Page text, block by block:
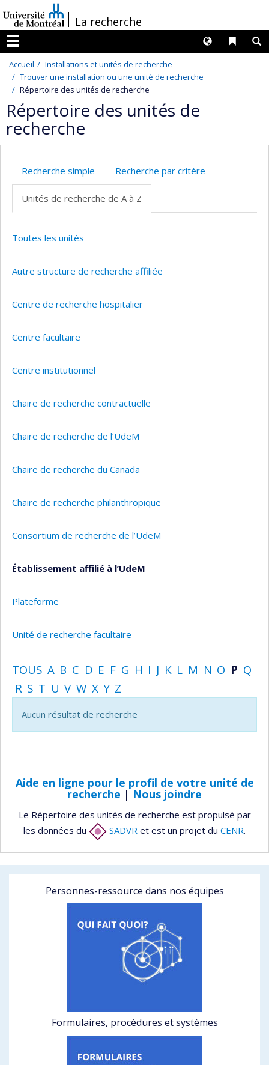
au
contenu
/La recherche
Menu
Liens
Langues
Accueil
Installations et unités de recherche
Trouver une installation ou une unité de recherche
Répertoire des unités de recherche
Répertoire des unités de
recherche
Recherche simple Recherche par critère
Unités de recherche de A à Z
Toutes les unités
Autre structure de recherche affiliée
Centre de recherche hospitalier
Centre facultaire
Centre institutionnel
Chaire de recherche contractuelle
Chaire de recherche de l’UdeM
Chaire de recherche du Canada
Chaire de recherche philanthropique
Consortium de recherche de l’UdeM
Établissement affilié à l’UdeM
Plateforme
Unité de recherche facultaire
TOUS A B C D E F G H I J K L M N O P Q
R S T U V W X Y Z
Aucun résultat de recherche
Aide en ligne pour le profil de votre unité de
recherche | Nous joindre
Le Répertoire des unités de recherche est propulsé par
les données du
SADVR et est un projet du CENR.
Personnes-ressource dans nos équipes
Formulaires, procédures et systèmes